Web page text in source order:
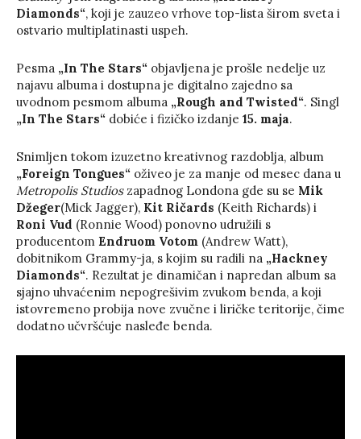
Diamonds“, koji je zauzeo vrhove top-lista širom sveta i
ostvario multiplatinasti uspeh.
Pesma „In The Stars“ objavljena je prošle nedelje uz
najavu albuma i dostupna je digitalno zajedno sa
uvodnom pesmom albuma „Rough and Twisted“. Singl
„In The Stars“ dobiće i fizičko izdanje 15. maja.
Snimljen tokom izuzetno kreativnog razdoblja, album
„Foreign Tongues“ oživeo je za manje od mesec dana u
Metropolis Studioszapadnog Londona gde su se Mik
Džeger(Mick Jagger), Kit Ričards (Keith Richards) i
Roni Vud (Ronnie Wood) ponovno udružili s
producentom Endruom Votom (Andrew Watt),
dobitnikom Grammy-ja, s kojim su radili na „Hackney
Diamonds“. Rezultat je dinamičan i napredan album sa
sjajno uhvaćenim nepogrešivim zvukom benda, a koji
istovremeno probija nove zvučne i liričke teritorije, čime
dodatno učvršćuje nasleđe benda.